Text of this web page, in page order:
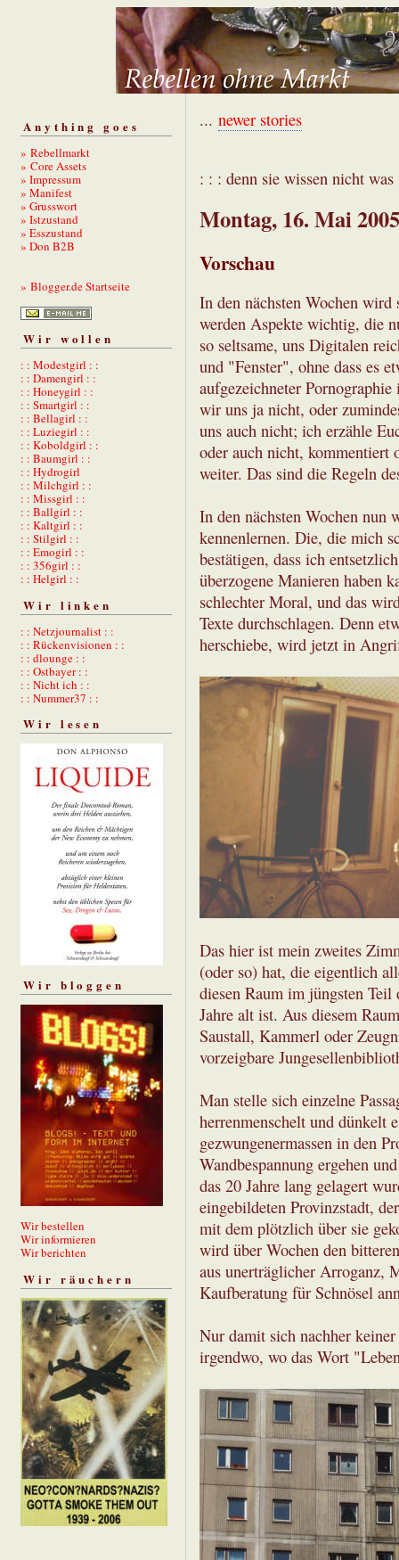
Anything goes
» Rebellmarkt
» Core Assets
» Impressum
» Manifest
» Grusswort
» Istzustand
» Esszustand
» Don B2B
» Blogger.de Startseite
Wir wollen
: : Modestgirl : :
: : Damengirl : :
: : Honeygirl : :
: : Smartgirl : :
: : Bellagirl : :
: : Luziegirl : :
: : Koboldgirl : :
: : Baumgirl : :
: : Hydrogirl
: : Milchgirl : :
: : Missgirl : :
: : Ballgirl : :
: : Kaltgirl : :
: : Stilgirl : :
: : Emogirl : :
: : 356girl : :
: : Helgirl : :
Wir linken
: : Netzjournalist : :
: : Rückenvisionen : :
: : dlounge : :
: : Ostbayer : :
: : Nicht ich : :
: : Nummer37 : :
Wir lesen
Wir bloggen
Wir bestellen
Wir informieren
Wir berichten
Wir räuchern
... newer stories
: : : denn sie wissen nicht
Montag, 16. Mai 2005
Vorschau
In den nächsten Wochen
werden Aspekte wichtig, die
so seltsame, uns Digitalen
und "Fenster", ohne dass es
aufgezeichneter
wir uns ja nicht, oder
uns auch nicht; ich erzähle
oder auch nicht, kommentiert
weiter. Das sind die Regeln
In den nächsten Wochen nun
kennenlernen. Die, die mich
bestätigen, dass ich
überzogene Manieren haben
schlechter Moral, und das
Texte durchschlagen. Denn
herschiebe, wird jetzt in
Das hier ist mein zweites
(oder so) hat, die eigentlich
diesen Raum im jüngsten Teil
Jahre alt ist. Aus diesem
Saustall, Kammerl oder
vorzeigbare
Man stelle sich einzelne
herrenmenschelt und dünkelt
gezwungenermassen in den
Wandbespannung ergehen
das 20 Jahre lang gelagert
eingebildeten Provinzstadt,
mit dem plötzlich über sie
wird über Wochen den
aus unerträglicher Arroganz,
Kaufberatung für Schnösel
Nur damit sich nachher
irgendwo, wo das Wort